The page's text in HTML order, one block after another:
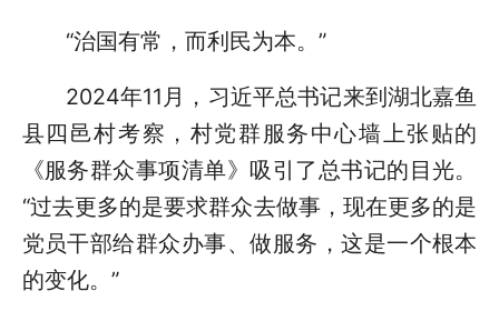
“治国有常，而利民为本。”
2024年11月，习近平总书记来到湖北嘉鱼
县四邑村考察，村党群服务中心墙上张贴的
《服务群众事项清单》吸引了总书记的目光。
“过去更多的是要求群众去做事，现在更多的是
党员干部给群众办事、做服务，这是一个根本
的变化。”